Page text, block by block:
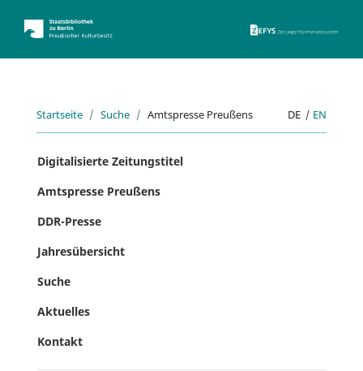
Startseite Suche Amtspresse Preußens DE | EN
Digitalisierte Zeitungstitel
Amtspresse Preußens
DDR-Presse
Jahresübersicht
Suche
Aktuelles
Kontakt